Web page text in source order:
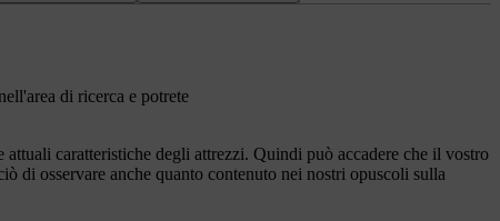
di ricerca e potrete
caratteristiche degli attrezzi. Quindi può accadere che il vostro
di osservare anche quanto contenuto nei nostri opuscoli sulla